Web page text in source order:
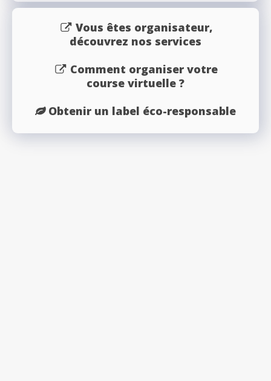
Vous êtes organisateur,
découvrez nos services
Comment organiser votre
course virtuelle ?
Obtenir un label éco-responsable